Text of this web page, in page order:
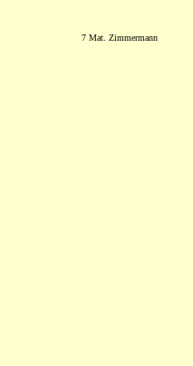
7 Mat. Zimmermann